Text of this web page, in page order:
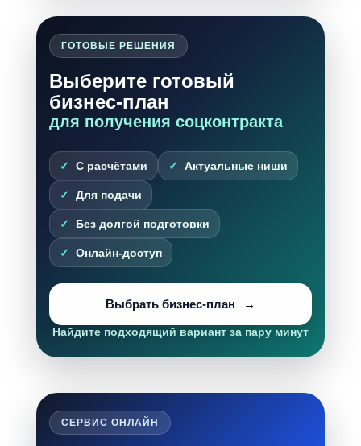
ГОТОВЫЕ РЕШЕНИЯ
Выберите готовый
бизнес-план
для получения соцконтракта
С расчётами Актуальные ниши
Для подачи
Без долгой подготовки
Онлайн-доступ
Выбрать бизнес-план
Найдите подходящий вариант за пару минут
СЕРВИС ОНЛАЙН